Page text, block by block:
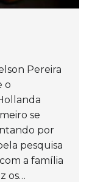
Pereira
o
se
por
pesquisa
a família
os…